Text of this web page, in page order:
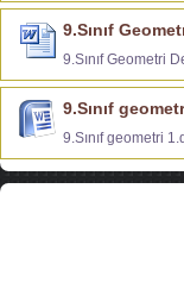
9.Sınıf
9.Sınıf Geometri
9.Sınıf
9.Sınıf geometri